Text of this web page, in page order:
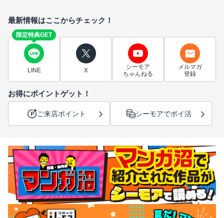
最新情報はここからチェック！
限定特典GET
LINE X
シーモア
ちゃんねる
メルマガ
登録
お得にポイントゲット！
ご来店ポイント シーモアでポイ活